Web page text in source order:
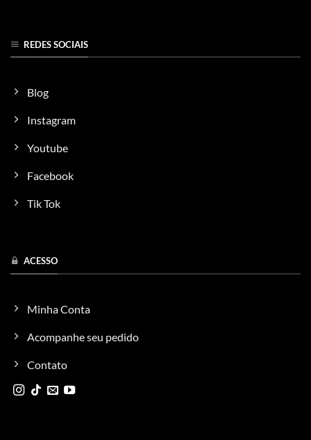
REDES SOCIAIS
Blog
Instagram
Youtube
Facebook
Tik Tok
ACESSO
Minha Conta
Acompanhe seu pedido
Contato